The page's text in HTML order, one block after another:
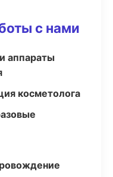
с нами
аппараты
косметолога